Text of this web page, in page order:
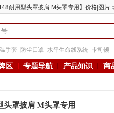
耐用型头罩披肩 M头罩专用】价格|图片|
手套 防尘口罩 水平生命线系统 卡司顿
区 专题导航 产品知识 商
头罩披肩 M头罩专用